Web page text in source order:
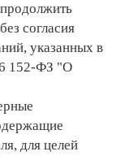
согласия
указанных в
152-ФЗ "О
для целей